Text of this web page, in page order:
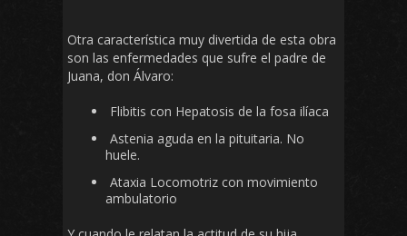
Otra característica muy divertida de esta obra
son las enfermedades que sufre el padre de
Juana, don Álvaro:
Flibitis con Hepatosis de la fosa ilíaca
Astenia aguda en la pituitaria. No
huele.
Ataxia Locomotriz con movimiento
ambulatorio